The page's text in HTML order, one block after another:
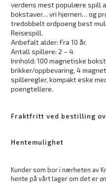
verdens mest populære spill
bokstaver… vri hjernen… og
tredobbelt ordpoeng best
Reisespill.
Anbefalt alder: Fra 10 år.
Antall spillere: 2 – 4
Innhold: 100 magnetiske
brikker/oppbevaring, 4
spilleregler, kompakt eske
poengtellere.
Fraktfritt ved bestilling
Hentemulighet
Kunder som bor i nærheten av
hente på vårt lager om det er